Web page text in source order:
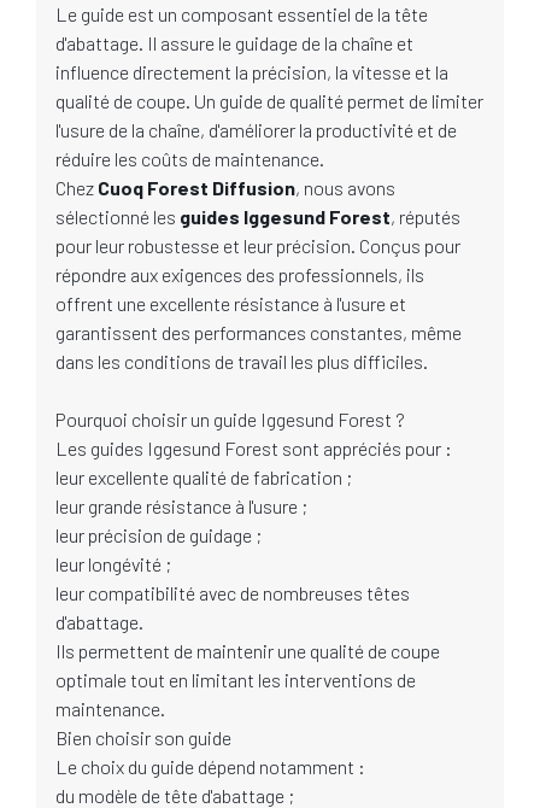
Le guide est un composant essentiel de la tête
d'abattage. Il assure le guidage de la chaîne et
influence directement la précision, la vitesse et la
qualité de coupe. Un guide de qualité permet de limiter
l'usure de la chaîne, d'améliorer la productivité et de
réduire les coûts de maintenance.
Chez Cuoq Forest Diffusion, nous avons
sélectionné les guides Iggesund Forest, réputés
pour leur robustesse et leur précision. Conçus pour
répondre aux exigences des professionnels, ils
offrent une excellente résistance à l'usure et
garantissent des performances constantes, même
dans les conditions de travail les plus difficiles.
Pourquoi choisir un guide Iggesund Forest ?
Les guides Iggesund Forest sont appréciés pour :
leur excellente qualité de fabrication ;
leur grande résistance à l'usure ;
leur précision de guidage ;
leur longévité ;
leur compatibilité avec de nombreuses têtes
d'abattage.
Ils permettent de maintenir une qualité de coupe
optimale tout en limitant les interventions de
maintenance.
Bien choisir son guide
Le choix du guide dépend notamment :
du modèle de tête d'abattage ;